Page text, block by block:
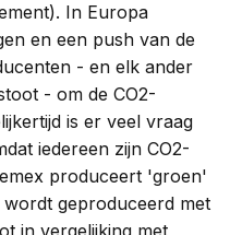
In Europa
en een push van de
- en elk ander
- om de CO2-
is er veel vraag
iedereen zijn CO2-
produceert 'groen'
geproduceerd met